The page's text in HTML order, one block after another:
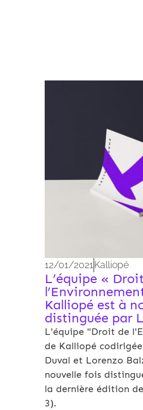
12/01/2021Kalliopé
L’équipe «
Kalliopé est à
distinguée par
L'équipe "Droit de
de Kalliopé
Duval et Lorenzo
nouvelle fois
la dernière édition
3).